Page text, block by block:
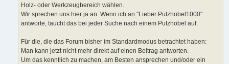
Holz- oder Werkzeugbereich wählen.
Wir sprechen uns hier ja an. Wenn ich an "Lieber Putzhobel1000"
antworte, taucht das bei jeder Suche nach einem Putzhobel auf.
Für die, die das Forum bisher im Standardmodus betrachtet haben:
Man kann jetzt nicht mehr direkt auf einen Beitrag antworten.
Um das kenntlich zu machen, am Besten ansprechen und/oder ein